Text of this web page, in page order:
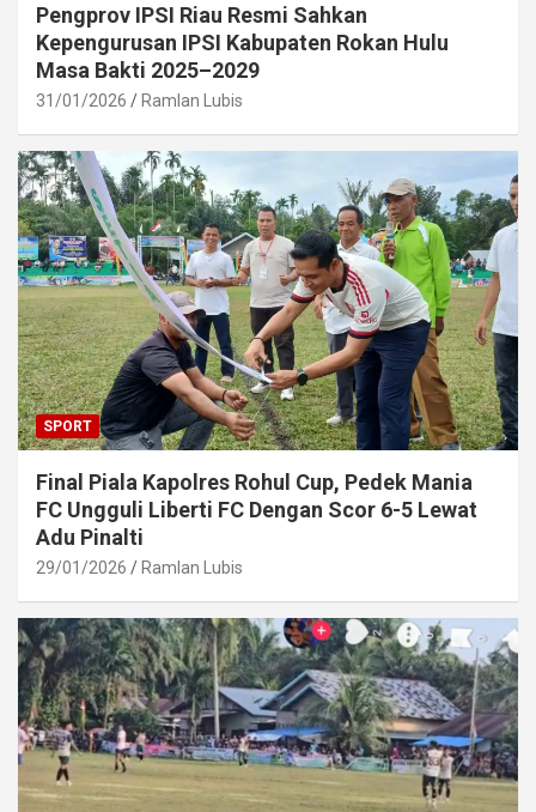
Pengprov IPSI Riau Resmi Sahkan
Kepengurusan IPSI Kabupaten Rokan Hulu
Masa Bakti 2025–2029
31/01/2026 Ramlan Lubis
SPORT
Final Piala Kapolres Rohul Cup, Pedek Mania
FC Ungguli Liberti FC Dengan Scor 6-5 Lewat
Adu Pinalti
29/01/2026 Ramlan Lubis